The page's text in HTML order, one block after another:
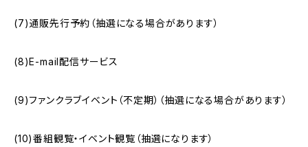
(7)通販先行予約（抽選になる場合があります）
(8)E-mail配信サービス
(9)ファンクラブイベント（不定期）（抽選になる場合があります）
(10)番組観覧・イベント観覧（抽選になります）